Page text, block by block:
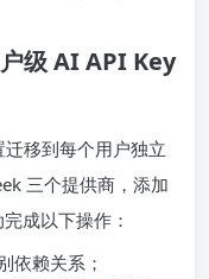
，直接合并使用即
级 AI API Key
迁移到每个用户独立
三个提供商，添加
成以下操作：